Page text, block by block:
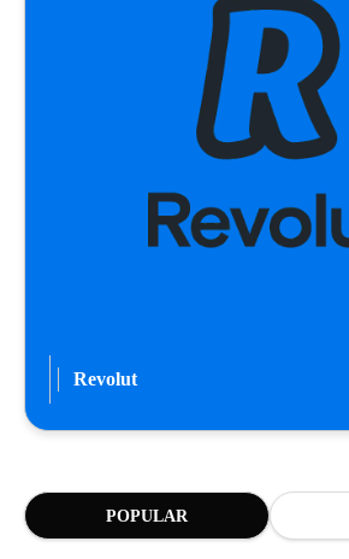
Revolut
POPULAR